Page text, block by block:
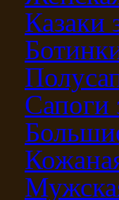
Казаки
Сапоги